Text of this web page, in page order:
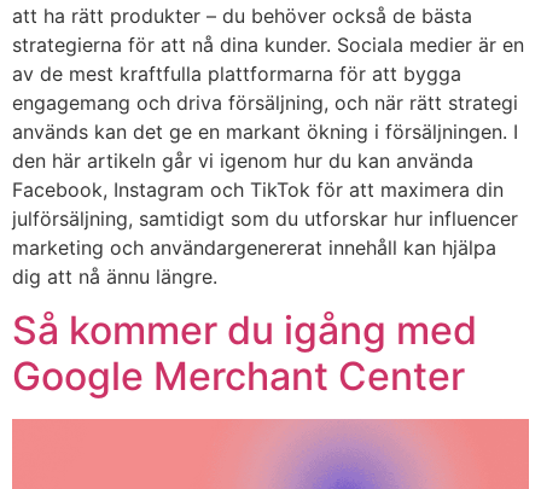
att ha rätt produkter – du behöver också de bästa
strategierna för att nå dina kunder. Sociala medier är en
av de mest kraftfulla plattformarna för att bygga
engagemang och driva försäljning, och när rätt strategi
används kan det ge en markant ökning i försäljningen. I
den här artikeln går vi igenom hur du kan använda
Facebook, Instagram och TikTok för att maximera din
julförsäljning, samtidigt som du utforskar hur influencer
marketing och användargenererat innehåll kan hjälpa
dig att nå ännu längre.
Så kommer du igång med
Google Merchant Center